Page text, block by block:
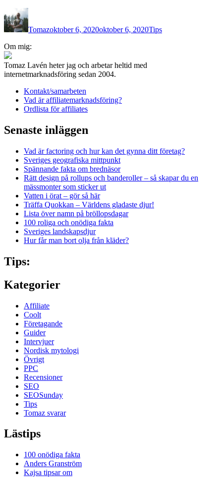
Författare
Tomazoktober 6, 2020oktober 6, 2020Tips
Om mig:
Tomaz Lavén heter jag och arbetar heltid med
internetmarknadsföring sedan 2004.
Kontakt/samarbeten
Vad är affiliatemarknadsföring?
Ordlista för affiliates
Senaste inläggen
Vad är factoring och hur kan det gynna ditt företag?
Sveriges geografiska mittpunkt
Spännande fakta om brednäsor
Rätt design på rollups och banderoller – så skapar du en
mässmonter som sticker ut
Vatten i örat – gör så här
Träffa Quokkan – Världens gladaste djur!
Lista över namn på bröllopsdagar
100 roliga och onödiga fakta
Sveriges landskapsdjur
Hur får man bort olja från kläder?
Tips:
Kategorier
Affiliate
Coolt
Företagande
Guider
Intervjuer
Nordisk mytologi
Övrigt
PPC
Recensioner
SEO
SEOSunday
Tips
Tomaz svarar
Lästips
100 onödiga fakta
Anders Granström
Kajsa tipsar om